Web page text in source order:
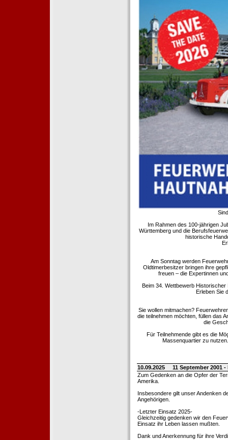
Im Rahmen des 100-jährigen
Württemberg und die
historische
Am Sonntag werden
Oldtimerbesitzer bringen ihre
freuen – die Expertinnen
Beim 34. Wettbewerb
Erleben Sie
Sie wollen mitmachen?
die teilnehmen möchten, füllen das
die
Für Teilnehmende gibt es die
Massenquartier zu
10.09.2025
11 September 2001
Zum Gedenken an die Opfer der
Amerika.
Insbesondere gilt unser Andenken
Angehörigen.
-Letzter Einsatz 2025-
Gleichzeitig gedenken wir den
Einsatz ihr Leben lassen mußten.
Dank und Anerkennung für ihre